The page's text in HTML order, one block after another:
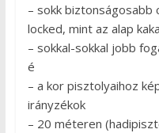
– sokk
locked, mint az alap
– sokkal-sokkal jobb
é
– a kor pisztolyaihoz
irányzékok
– 20 méteren